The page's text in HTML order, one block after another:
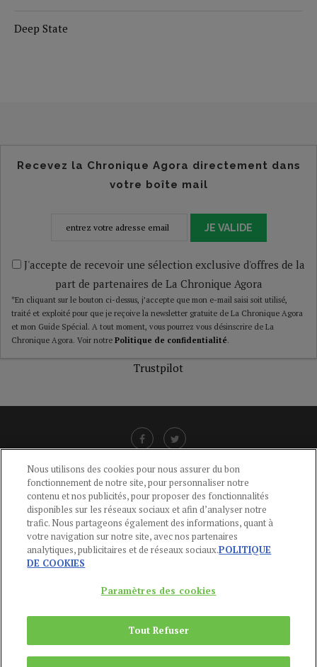
Deep State
Recevez la Chronique Agora directement dans
votre boîte mail
JE VALIDE
J'accepte de recevoir une sélection exclusive d'offres de la
part de partenaires de La Chronique Agora
*En cliquant sur le bouton ci-dessus, j’accepte que mon e-mail saisi soit utilisé,
traité et exploité pour que je reçoive la newsletter gratuite de La Chronique Agora
et mon Guide Spécial. A tout moment, vous pourrez vous désinscrire de La
Chronique Agora. Voir notre Politique de confidentialité.
Trustpilot
LIENS UTILES
CGU-POLITIQUE DE CONFIDENTIALITÉ -POLITIQUE DES COOKIES
MENTIONS LÉGALES -AIDE
CONTACT
Du Lundi au Vendredi, 9h-13h et 14h-17h
Copyright © 2024Publications Agora
Nous utilisons des cookies pour nous assurer du bon
fonctionnement de notre site, pour personnaliser notre
contenu et nos publicités, pour proposer des fonctionnalités
disponibles sur les réseaux sociaux et afin d’analyser notre
trafic. Nous partageons également des informations, quant à
votre navigation sur notre site, avec nos partenaires
analytiques, publicitaires et de réseaux sociaux.POLITIQUE
DE COOKIES
Paramètres des cookies
Tout Refuser